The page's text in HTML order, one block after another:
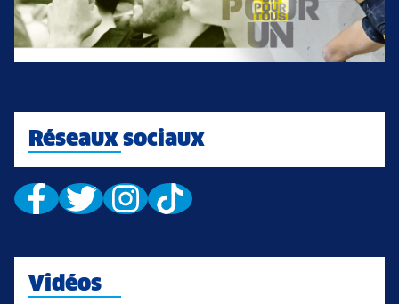
Réseaux sociaux
Vidéos